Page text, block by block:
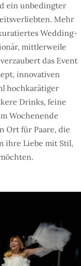
ein unbedingter
Mehr
Wedding-
mittlerweile
das Event
innovativen
hochkarätiger
Drinks, feine
Wochenende
Ort für Paare, die
ihre Liebe mit Stil,